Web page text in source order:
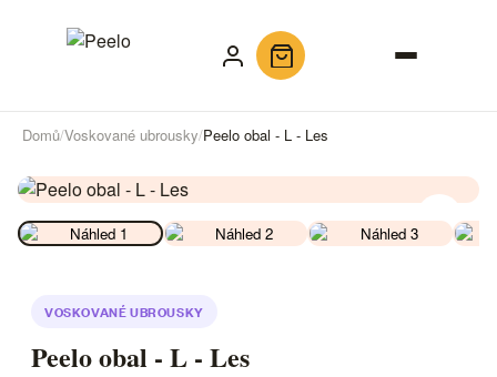
Domů Voskované ubrousky Peelo obal - L - Les
VOSKOVANÉ UBROUSKY
Peelo obal - L - Les